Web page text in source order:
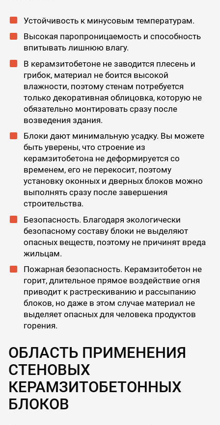
Устойчивость к минусовым температурам.
Высокая паропроницаемость и способность
впитывать лишнюю влагу.
В керамзитобетоне не заводится плесень и
грибок, материал не боится высокой
влажности, поэтому стенам потребуется
только декоративная облицовка, которую не
обязательно монтировать сразу после
возведения здания.
Блоки дают минимальную усадку. Вы можете
быть уверены, что строение из
керамзитобетона не деформируется со
временем, его не перекосит, поэтому
установку оконных и дверных блоков можно
выполнять сразу после завершения
строительства.
Безопасность. Благодаря экологически
безопасному составу блоки не выделяют
опасных веществ, поэтому не причинят вреда
жильцам.
Пожарная безопасность. Керамзитобетон не
горит, длительное прямое воздействие огня
приводит к растрескиванию и рассыпанию
блоков, но даже в этом случае материал не
выделяет опасных для человека продуктов
горения.
ОБЛАСТЬ ПРИМЕНЕНИЯ
СТЕНОВЫХ
КЕРАМЗИТОБЕТОННЫХ
БЛОКОВ